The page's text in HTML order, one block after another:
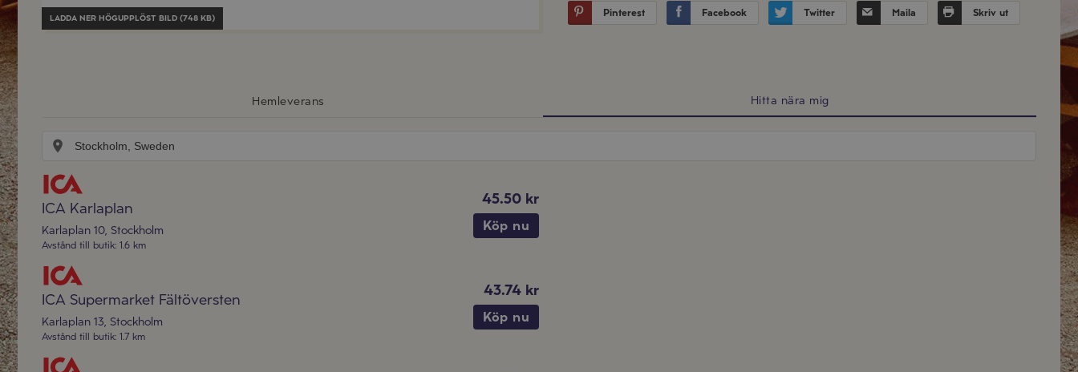
LADDA NER HÖGUPPLÖST BILD (748 KB) Pinterest Facebook Twitter Maila Skriv ut
Hemleverans Hitta nära mig
ICA Karlaplan
Karlaplan 10, Stockholm
Avstånd till butik: 1.6 km
45.50 kr
Köp nu
ICA Supermarket Fältöversten
Karlaplan 13, Stockholm
Avstånd till butik: 1.7 km
43.74 kr
Köp nu